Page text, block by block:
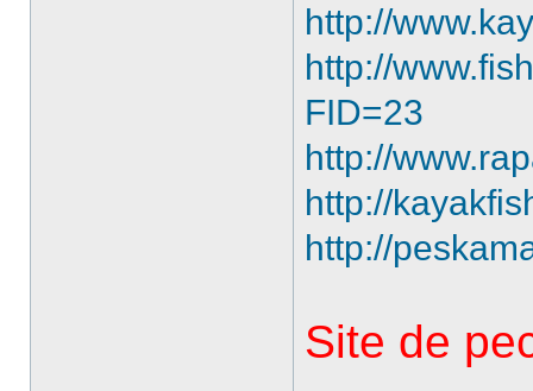
http://
http://
FID=23
http://
http://
http://
Site de